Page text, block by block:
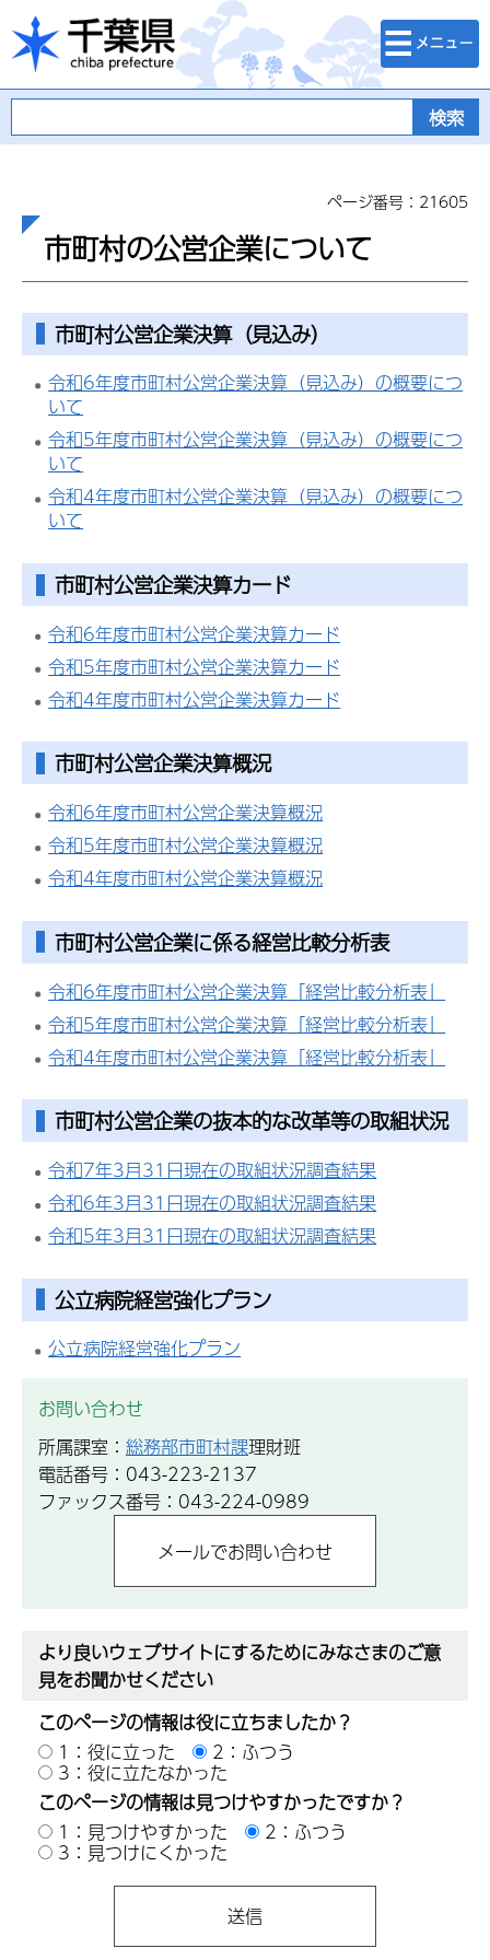
千葉県
検索・メニュ
ー
ページ番号：21605
市町村の公営企業について
市町村公営企業決算（見込み）
令和6年度市町村公営企業決算（見込み）の概要につ
いて
令和5年度市町村公営企業決算（見込み）の概要につ
いて
令和4年度市町村公営企業決算（見込み）の概要につ
いて
市町村公営企業決算カード
令和6年度市町村公営企業決算カード
令和5年度市町村公営企業決算カード
令和4年度市町村公営企業決算カード
市町村公営企業決算概況
令和6年度市町村公営企業決算概況
令和5年度市町村公営企業決算概況
令和4年度市町村公営企業決算概況
市町村公営企業に係る経営比較分析表
令和6年度市町村公営企業決算「経営比較分析表」
令和5年度市町村公営企業決算「経営比較分析表」
令和4年度市町村公営企業決算「経営比較分析表」
市町村公営企業の抜本的な改革等の取組状況
令和7年3月31日現在の取組状況調査結果
令和6年3月31日現在の取組状況調査結果
令和5年3月31日現在の取組状況調査結果
公立病院経営強化プラン
公立病院経営強化プラン
お問い合わせ
所属課室： 総務部市町村課理財班
電話番号：043-223-2137
ファックス番号：043-224-0989
より良いウェブサイトにするためにみなさまのご意
見をお聞かせください
このページの情報は役に立ちましたか？
1：役に立った
2：ふつう
3：役に立たなかった
このページの情報は見つけやすかったですか？
1：見つけやすかった
2：ふつう
3：見つけにくかった